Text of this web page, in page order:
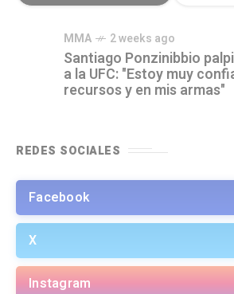
MMA 2 weeks ago
Santiago Ponzinibbio
a la UFC: "Estoy muy
recursos y en mis armas"
REDES SOCIALES
Facebook
X
Instagram